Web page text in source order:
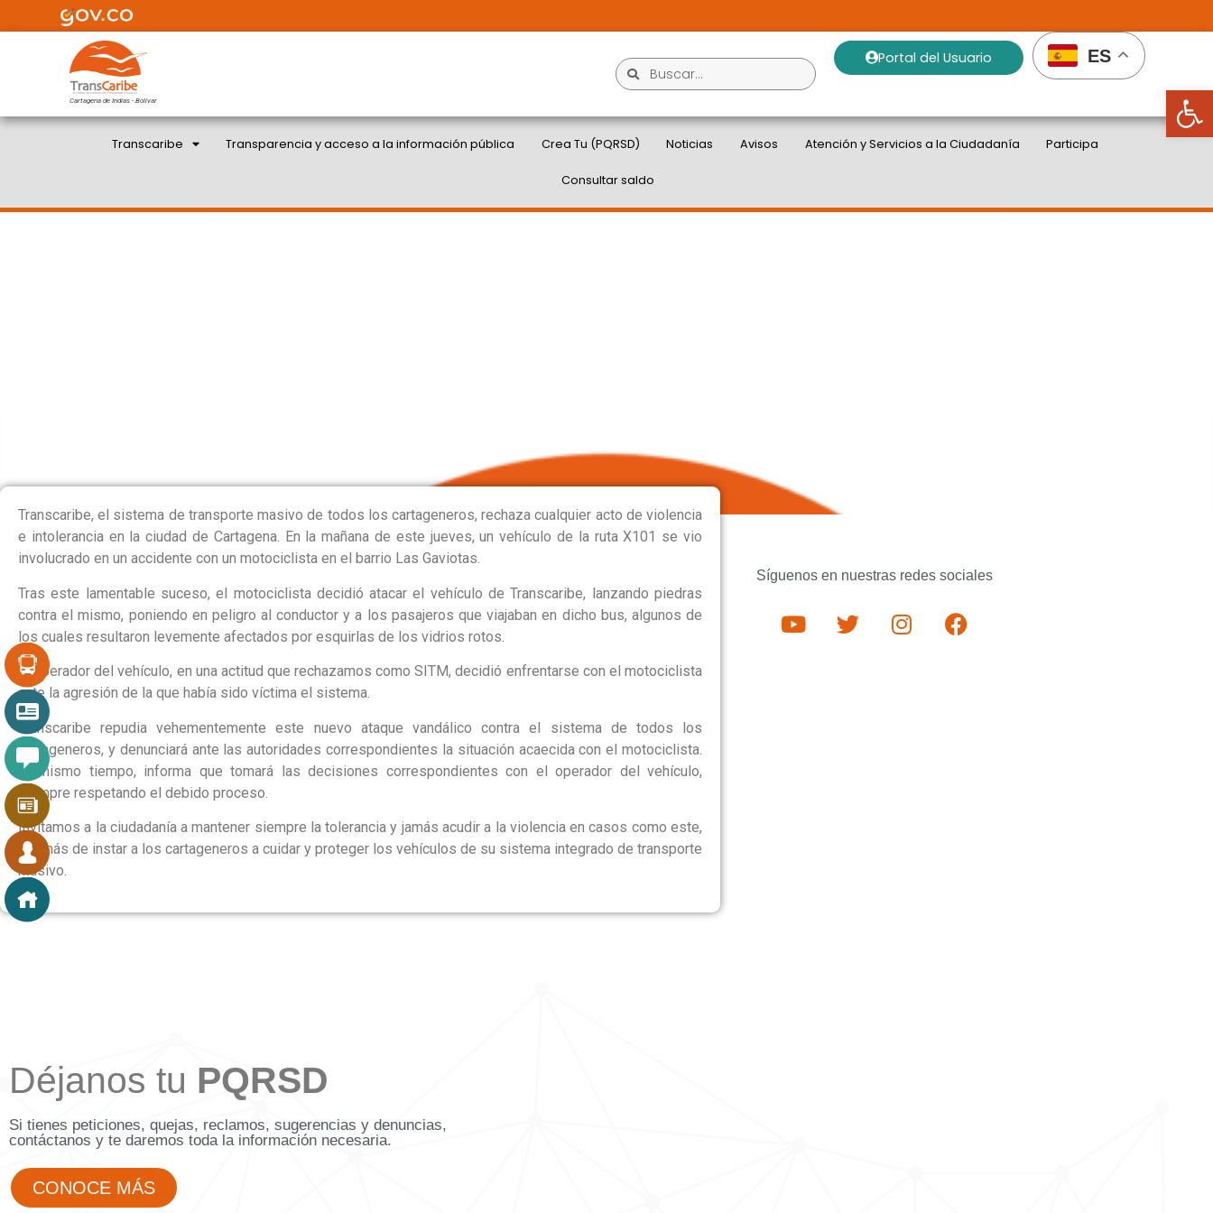
Abrir
Cartagena de Indias - Bolivar
Portal del Usuario ES
Transcaribe Transparencia y acceso a la información pública Crea Tu (PQRSD) Noticias Avisos Atención y Servicios a la Ciudadanía Participa
Consultar saldo
Transcaribe, el sistema de transporte masivo de todos los cartageneros, rechaza cualquier acto de violencia
e intolerancia en la ciudad de Cartagena. En la mañana de este jueves, un vehículo de la ruta X101 se vio
involucrado en un accidente con un motociclista en el barrio Las Gaviotas.
Tras este lamentable suceso, el motociclista decidió atacar el vehículo de Transcaribe, lanzando piedras
contra el mismo, poniendo en peligro al conductor y a los pasajeros que viajaban en dicho bus, algunos de
los cuales resultaron levemente afectados por esquirlas de los vidrios rotos.
El operador del vehículo, en una actitud que rechazamos como SITM, decidió enfrentarse con el motociclista
ante la agresión de la que había sido víctima el sistema.
Transcaribe repudia vehementemente este nuevo ataque vandálico contra el sistema de todos los
cartageneros, y denunciará ante las autoridades correspondientes la situación acaecida con el motociclista.
Al mismo tiempo, informa que tomará las decisiones correspondientes con el operador del vehículo,
siempre respetando el debido proceso.
Invitamos a la ciudadanía a mantener siempre la tolerancia y jamás acudir a la violencia en casos como este,
además de instar a los cartageneros a cuidar y proteger los vehículos de su sistema integrado de transporte
masivo.
Síguenos en nuestras redes sociales
Déjanos tu PQRSD
Si tienes peticiones, quejas, reclamos, sugerencias y denuncias,
contáctanos y te daremos toda la información necesaria.
CONOCE MÁS